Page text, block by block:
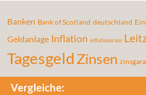
Banken Bank of Scotland deutschland
Geldanlage Inflation inflationsrate
Tagesgeld Zinsen
Vergleiche: